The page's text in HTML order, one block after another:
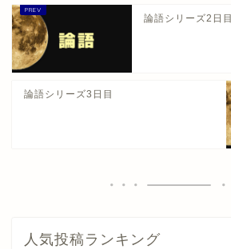
論語シリーズ2日目
論語シリーズ3日目
人気投稿ランキング